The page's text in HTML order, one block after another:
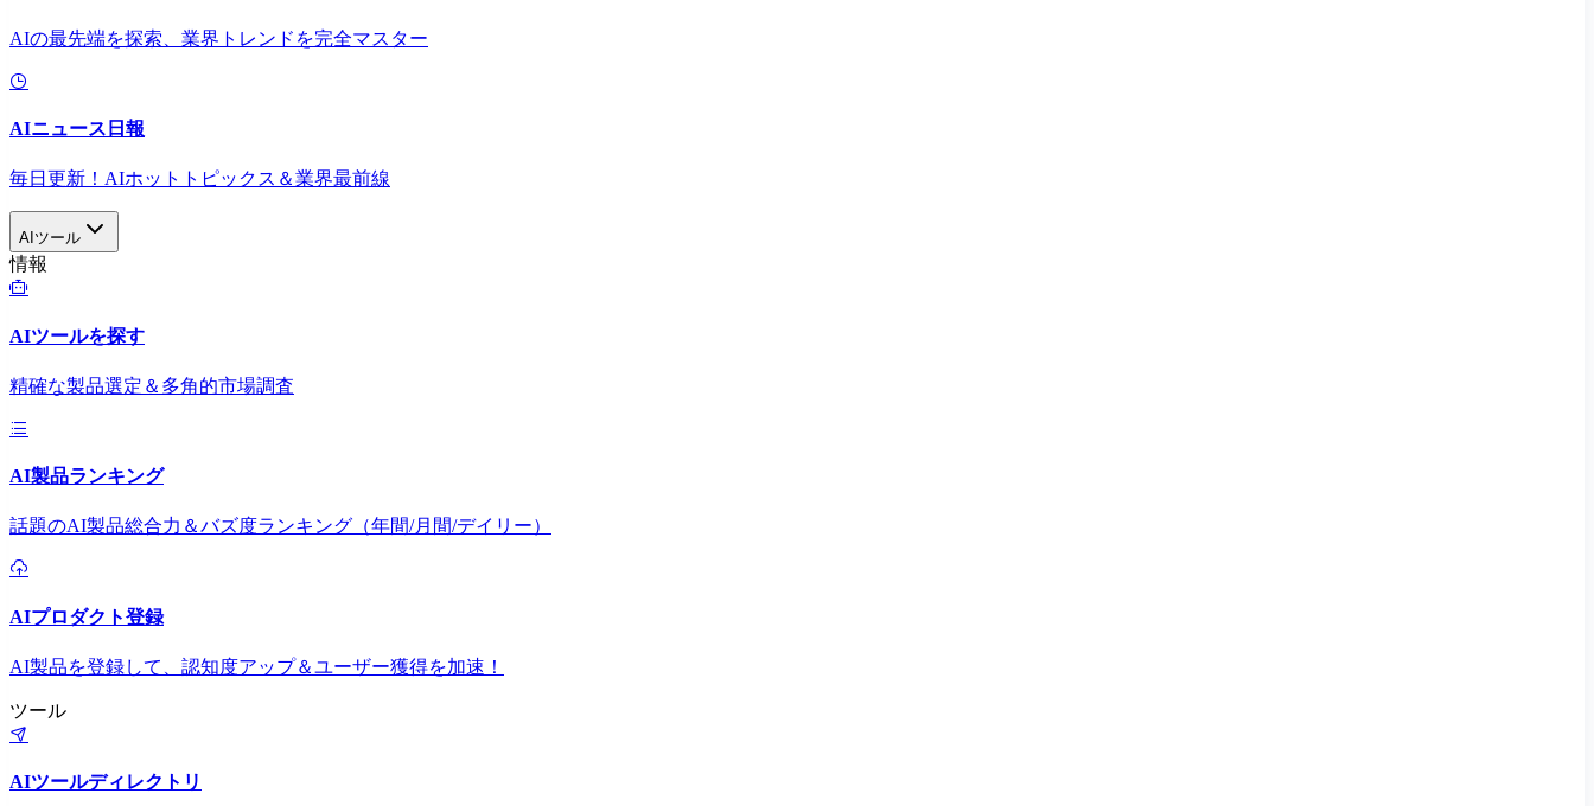
AIの最先端を探索、業界トレンドを完全マスター
AIニュース日報
毎日更新！AIホットトピックス＆業界最前線
AIツール
情報
AIツールを探す
精確な製品選定＆多角的市場調査
AI製品ランキング
話題のAI製品総合力＆バズ度ランキング（年間/月間/デイリー）
AIプロダクト登録
AI製品を登録して、認知度アップ＆ユーザー獲得を加速！
ツール
AIツールディレクトリ